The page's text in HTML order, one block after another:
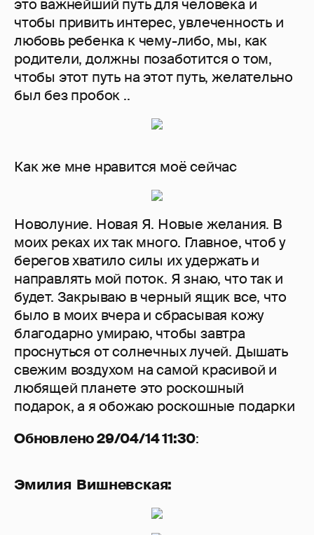
это важнейший путь для человека и
чтобы привить интерес, увлеченность и
любовь ребенка к чему-либо, мы, как
родители, должны позаботится о том,
чтобы этот путь на этот путь, желательно
был без пробок ..
Как же мне нравится моё сейчас
Новолуние. Новая Я. Новые желания. В
моих реках их так много. Главное, чтоб у
берегов хватило силы их удержать и
направлять мой поток. Я знаю, что так и
будет. Закрываю в черный ящик все, что
было в моих вчера и сбрасывая кожу
благодарно умираю, чтобы завтра
проснуться от солнечных лучей. Дышать
свежим воздухом на самой красивой и
любящей планете это роскошный
подарок, а я обожаю роскошные подарки
Обновлено 29/04/14 11:30:
Эмилия Вишневская: